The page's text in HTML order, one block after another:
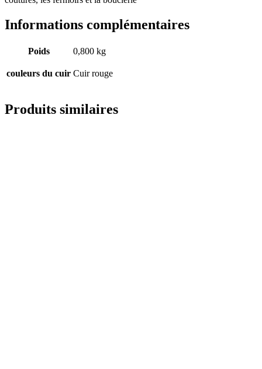
Informations complémentaires
Poids 0,800 kg
couleurs du cuir Cuir rouge
Produits similaires